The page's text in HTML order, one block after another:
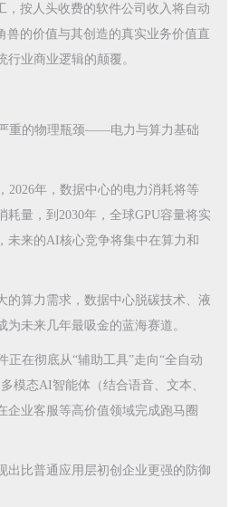
，按人头收费的软件公司收入将自动
兽的价值与其创造的真实业务价值直
业商业逻辑的颠覆。
重的物理瓶颈——电力与算力基础
2026年，数据中心的电力消耗将等
耗量，到2030年，全球GPU容量将实
未来的AI核心竞争将集中在算力和
的算力需求，数据中心脱碳技术、液
为未来几年最吸金的蓝海赛道。
正在彻底从“辅助工具”走向“全自动
模态AI智能体（结合语音、文本、
企业客服等高价值领域完成跑马圈
出比普通应用层初创企业更强的防御